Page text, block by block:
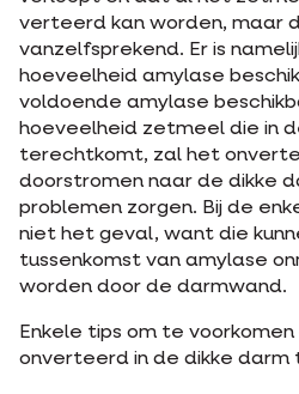
verteerd kan worden, maar
vanzelfsprekend. Er is
hoeveelheid amylase
voldoende amylase
hoeveelheid zetmeel die in
terechtkomt, zal het
doorstromen naar de dikke
problemen zorgen. Bij de
niet het geval, want die
tussenkomst van amylase
worden door de darmwand.
Enkele tips om te
onverteerd in de dikke